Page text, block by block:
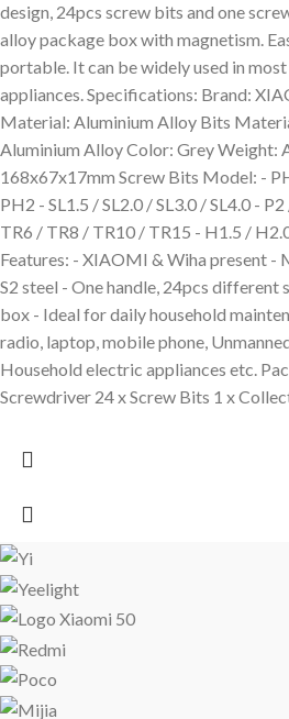
design, 24pcs screw bits and one
alloy package box with magnetism.
portable. It can be widely used in
appliances. Specifications: Brand:
Material: Aluminium Alloy Bits
Aluminium Alloy Color: Grey Weight:
168x67x17mm Screw Bits Model: -
PH2 - SL1.5 / SL2.0 / SL3.0 / SL4.0 -
TR6 / TR8 / TR10 / TR15 - H1.5 /
Features: - XIAOMI & Wiha present -
S2 steel - One handle, 24pcs different
box - Ideal for daily household
radio, laptop, mobile phone,
Household electric appliances etc.
Screwdriver 24 x Screw Bits 1 x